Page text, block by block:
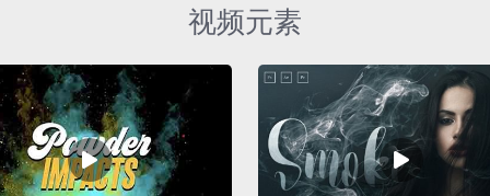
视频元素